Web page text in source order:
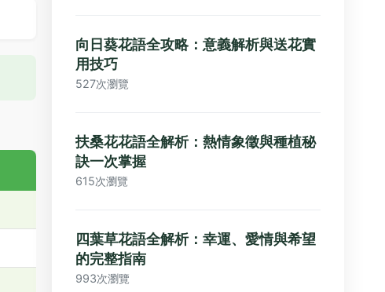
向日葵花語全攻略：意義解析與送花實
用技巧
527次瀏覽
扶桑花花語全解析：熱情象徵與種植秘
訣一次掌握
615次瀏覽
四葉草花語全解析：幸運、愛情與希望
的完整指南
993次瀏覽